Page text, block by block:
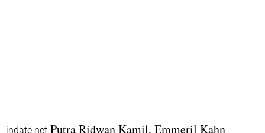
indate.net-Putra Ridwan Kamil, Emmeril Kahn